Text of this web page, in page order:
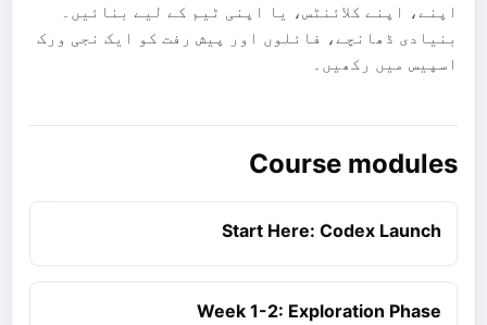
اپنے، اپنے کلائنٹس، یا اپنی ٹیم کے لیے بنائیں۔
بنیادی ڈھانچے، فائلوں اور پیش رفت کو ایک نجی ورک
اسپیس میں رکھیں۔
Course modules
Start Here: Codex Launch
Week 1-2: Exploration Phase